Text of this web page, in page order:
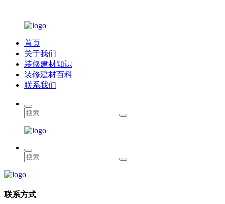
首页
关于我们
装修建材知识
装修建材百科
联系我们
联系方式